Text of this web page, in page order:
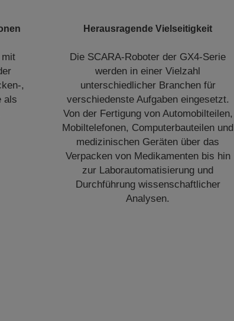
mit
,
als
Herausragende Vielseitigkeit
Die SCARA-Roboter der GX4-Serie
werden in einer Vielzahl
unterschiedlicher Branchen für
verschiedenste Aufgaben eingesetzt.
Von der Fertigung von Automobilteilen,
Mobiltelefonen, Computerbauteilen und
medizinischen Geräten über das
Verpacken von Medikamenten bis hin
zur Laborautomatisierung und
Durchführung wissenschaftlicher
Analysen.